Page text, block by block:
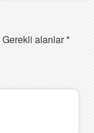
Gerekli alanlar*